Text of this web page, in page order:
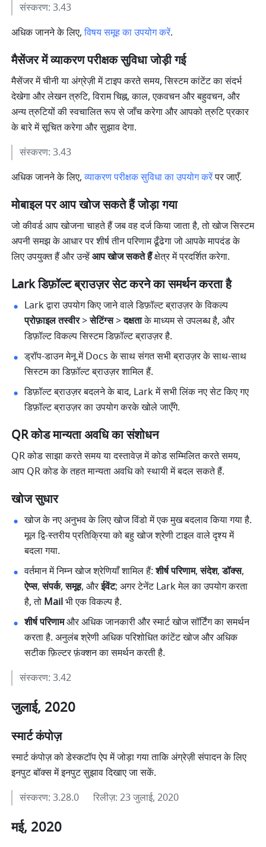
संस्करण: 3.43
अधिक जानने के लिए, विषय समूह का उपयोग करें.
मैसेंजर में व्याकरण परीक्षक सुविधा जोड़ी गई
मैसेंजर में चीनी या अंग्रेज़ी में टाइप करते समय, सिस्टम कांटेंट का संदर्भ
देखेगा और लेखन त्रुटि, विराम चिह्न, काल, एकवचन और बहुवचन, और
अन्य त्रुटियों की स्वचालित रूप से जाँच करेगा और आपको त्रुटि प्रकार
के बारे में सूचित करेगा और सुझाव देगा.
संस्करण: 3.43
अधिक जानने के लिए, व्याकरण परीक्षक सुविधा का उपयोग करें पर जाएँ.
मोबाइल पर आप खोज सकते हैं जोड़ा गया
जो कीवर्ड आप खोजना चाहते हैं जब वह दर्ज किया जाता है, तो खोज सिस्टम
अपनी समझ के आधार पर शीर्ष तीन परिणाम ढूँढेगा जो आपके मापदंड के
लिए उपयुक्त हैं और उन्हें आप खोज सकते हैं क्षेत्र में प्रदर्शित करेगा.
Lark डिफ़ॉल्ट ब्राउज़र सेट करने का समर्थन करता है
प्रोफ़ाइल तस्वीर > सेटिंग्स > दक्षता के माध्यम से उपलब्ध है, और
डिफ़ॉल्ट विकल्प सिस्टम डिफ़ॉल्ट ब्राउज़र है.
ड्रॉप-डाउन मेनू में Docs के साथ संगत सभी ब्राउज़र के साथ-साथ
सिस्टम का डिफ़ॉल्ट ब्राउज़र शामिल हैं.
डिफ़ॉल्ट ब्राउज़र बदलने के बाद, Lark में सभी लिंक नए सेट किए गए
डिफ़ॉल्ट ब्राउज़र का उपयोग करके खोले जाएँगे.
QR कोड मान्यता अवधि का संशोधन
QR कोड साझा करते समय या दस्तावेज़ में कोड सम्मिलित करते समय,
आप QR कोड के तहत मान्यता अवधि को स्थायी में बदल सकते हैं.
खोज सुधार
खोज के नए अनुभव के लिए खोज विंडो में एक मुख बदलाव किया गया है.
मूल द्वि-स्तरीय प्रतिक्रिया को बहु खोज श्रेणी टाइल वाले दृश्य में
बदला गया.
वर्तमान में निम्न खोज श्रेणियाँ शामिल हैं: शीर्ष परिणाम, संदेश, डॉक्स
ऐप्स, संपर्क, समूह, और ईवेंट; अगर टेनेंट Lark मेल का उपयोग करता
है, तो Mail भी एक विकल्प है.
शीर्ष परिणाम और अधिक जानकारी और स्मार्ट खोज सॉर्टिंग का समर्थन
करता है. अनुलंब श्रेणी अधिक परिशोधित कांटेंट खोज और अधिक
सटीक फ़िल्टर फ़ंक्शन का समर्थन करती है.
संस्करण: 3.42
जुलाई, 2020
स्मार्ट कंपोज़
स्मार्ट कंपोज़ को डेस्कटॉप ऐप में जोड़ा गया ताकि अंग्रेज़ी संपादन के लिए
इनपुट बॉक्स में इनपुट सुझाव दिखाए जा सकें.
संस्करण: 3.28.0      रिलीज़: 23 जुलाई, 2020
मई, 2020